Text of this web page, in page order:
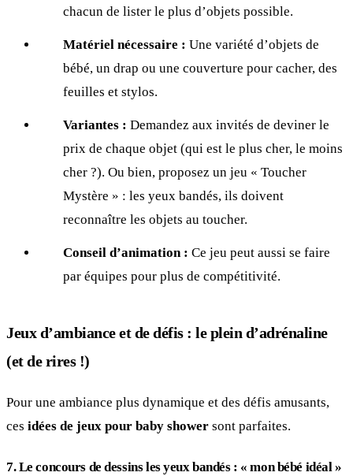
chacun de lister le plus d’objets possible.
Matériel nécessaire : Une variété d’objets de
bébé, un drap ou une couverture pour cacher, des
feuilles et stylos.
Variantes : Demandez aux invités de deviner le
prix de chaque objet (qui est le plus cher, le moins
cher ?). Ou bien, proposez un jeu « Toucher
Mystère » : les yeux bandés, ils doivent
reconnaître les objets au toucher.
Conseil d’animation : Ce jeu peut aussi se faire
par équipes pour plus de compétitivité.
Jeux d’ambiance et de défis : le plein d’adrénaline
(et de rires !)
Pour une ambiance plus dynamique et des défis amusants,
ces idées de jeux pour baby shower sont parfaites.
7. Le concours de dessins les yeux bandés : « mon bébé idéal »